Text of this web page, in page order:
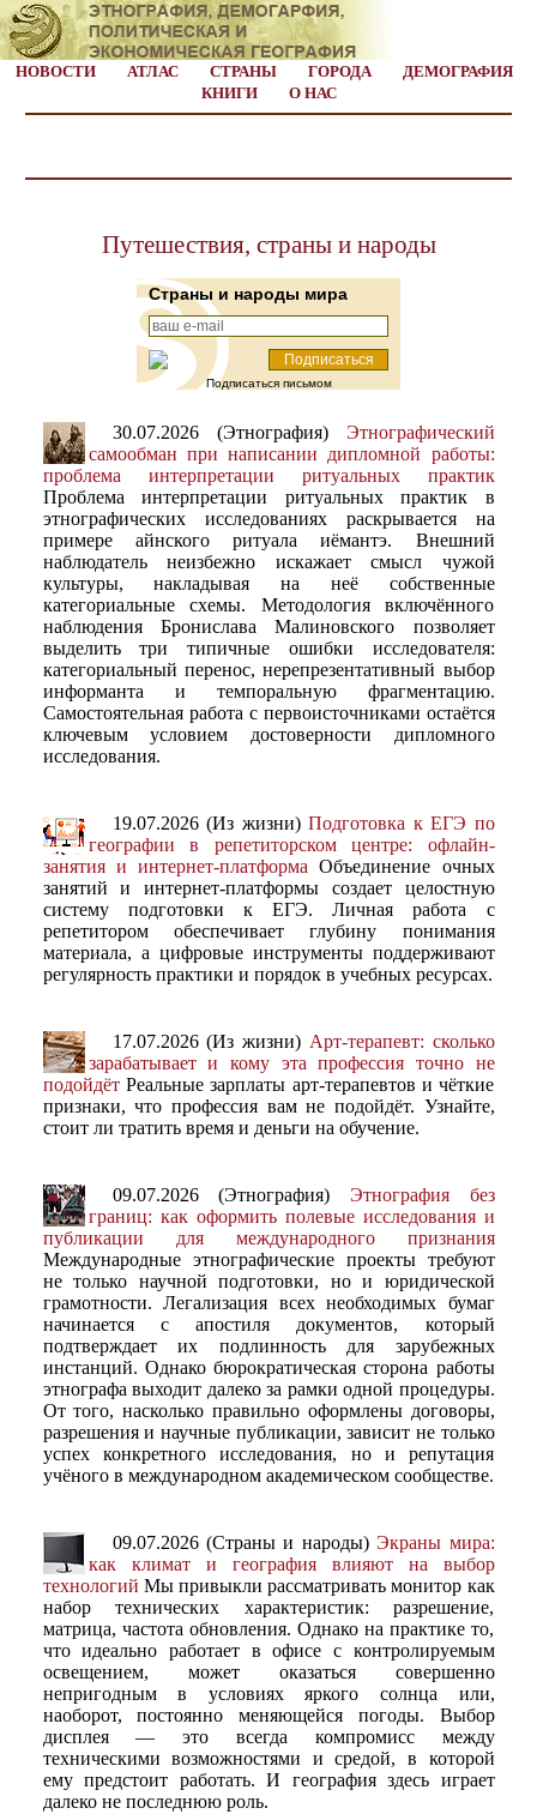
НОВОСТИ АТЛАС СТРАНЫ ГОРОДА
ДЕМОГРАФИЯ
КНИГИ
О НАС
Путешествия, страны и народы
Страны и народы мира
Подписаться письмом
30.07.2026 (Этнография) Этнографический
самообман при написании дипломной работы:
проблема интерпретации ритуальных практик
Проблема интерпретации ритуальных практик в
этнографических исследованиях раскрывается на
примере айнского ритуала иёмантэ. Внешний
наблюдатель неизбежно искажает смысл чужой
культуры, накладывая на неё собственные
категориальные схемы. Методология включённого
наблюдения Бронислава Малиновского позволяет
выделить три типичные ошибки исследователя:
категориальный перенос, нерепрезентативный выбор
информанта и темпоральную фрагментацию.
Самостоятельная работа с первоисточниками остаётся
ключевым условием достоверности дипломного
исследования.
19.07.2026 (Из жизни) Подготовка к ЕГЭ по
географии в репетиторском центре: офлайн-
занятия и интернет-платформа Объединение очных
занятий и интернет-платформы создает целостную
систему подготовки к ЕГЭ. Личная работа с
репетитором обеспечивает глубину понимания
материала, а цифровые инструменты поддерживают
регулярность практики и порядок в учебных ресурсах.
17.07.2026 (Из жизни) Арт-терапевт: сколько
зарабатывает и кому эта профессия точно не
подойдётРеальные зарплаты арт-терапевтов и чёткие
признаки, что профессия вам не подойдёт. Узнайте,
стоит ли тратить время и деньги на обучение.
09.07.2026 (Этнография) Этнография без
границ: как оформить полевые исследования и
публикации для международного признания
Международные этнографические проекты требуют
не только научной подготовки, но и юридической
грамотности. Легализация всех необходимых бумаг
начинается с апостиля документов, который
подтверждает их подлинность для зарубежных
инстанций. Однако бюрократическая сторона работы
этнографа выходит далеко за рамки одной процедуры.
От того, насколько правильно оформлены договоры,
разрешения и научные публикации, зависит не только
успех конкретного исследования, но и репутация
учёного в международном академическом сообществе.
09.07.2026 (Страны и народы) Экраны мира:
как климат и география влияют на выбор
технологий Мы привыкли рассматривать монитор как
набор технических характеристик: разрешение,
матрица, частота обновления. Однако на практике то,
что идеально работает в офисе с контролируемым
освещением, может оказаться совершенно
непригодным в условиях яркого солнца или,
наоборот, постоянно меняющейся погоды. Выбор
дисплея — это всегда компромисс между
техническими возможностями и средой, в которой
ему предстоит работать. И география здесь играет
далеко не последнюю роль.